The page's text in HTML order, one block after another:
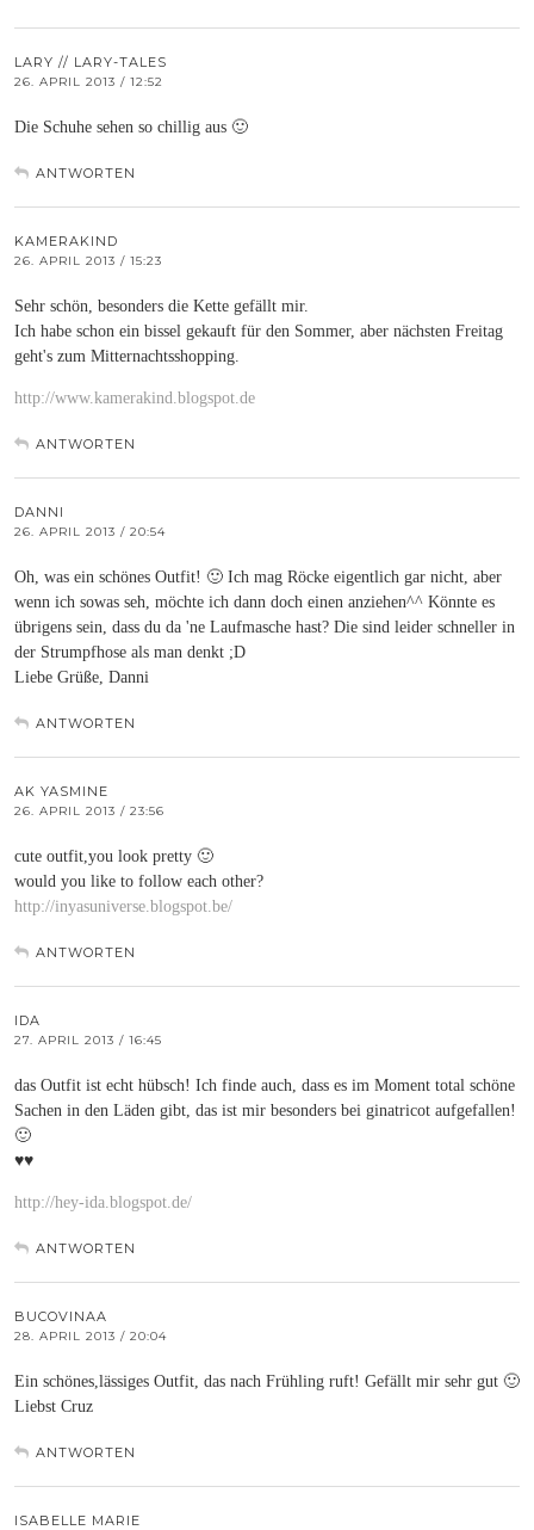
LARY // LARY-TALES
26. APRIL 2013 / 12:52
Die Schuhe sehen so chillig aus 🙂
ANTWORTEN
KAMERAKIND
26. APRIL 2013 / 15:23
Sehr schön, besonders die Kette gefällt mir.
Ich habe schon ein bissel gekauft für den Sommer, aber nächsten Freitag
geht's zum Mitternachtsshopping.
http://www.kamerakind.blogspot.de
ANTWORTEN
DANNI
26. APRIL 2013 / 20:54
Oh, was ein schönes Outfit! 🙂 Ich mag Röcke eigentlich gar nicht, aber
wenn ich sowas seh, möchte ich dann doch einen anziehen^^ Könnte es
übrigens sein, dass du da 'ne Laufmasche hast? Die sind leider schneller in
der Strumpfhose als man denkt ;D
Liebe Grüße, Danni
ANTWORTEN
AK YASMINE
26. APRIL 2013 / 23:56
cute outfit,you look pretty 🙂
would you like to follow each other?
http://inyasuniverse.blogspot.be/
ANTWORTEN
IDA
27. APRIL 2013 / 16:45
das Outfit ist echt hübsch! Ich finde auch, dass es im Moment total schöne
Sachen in den Läden gibt, das ist mir besonders bei ginatricot aufgefallen!
🙂
♥♥
http://hey-ida.blogspot.de/
ANTWORTEN
BUCOVINAA
28. APRIL 2013 / 20:04
Ein schönes,lässiges Outfit, das nach Frühling ruft! Gefällt mir sehr gut 🙂
Liebst Cruz
ANTWORTEN
ISABELLE MARIE